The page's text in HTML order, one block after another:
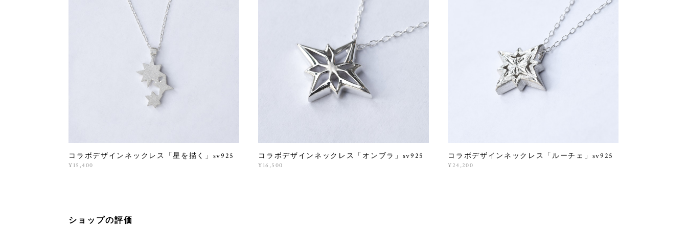
コラボデザインネックレス「星を描く」sv925
¥15,400
コラボデザインネックレス「オンブラ」sv925
¥16,500
コラボデザインネックレス「ルーチェ」sv925
¥24,200
ショップの評価